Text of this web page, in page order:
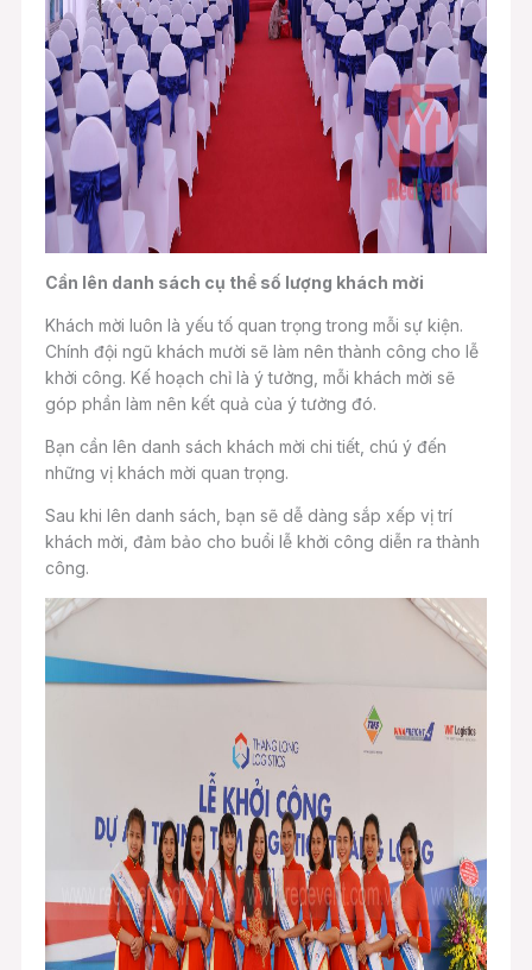
Cần lên danh sách cụ thể số lượng khách mời
Khách mời luôn là yếu tố quan trọng trong mỗi sự kiện.
Chính đội ngũ khách mười sẽ làm nên thành công cho lễ
khởi công. Kế hoạch chỉ là ý tưởng, mỗi khách mời sẽ
góp phần làm nên kết quả của ý tưởng đó.
Bạn cần lên danh sách khách mời chi tiết, chú ý đến
những vị khách mời quan trọng.
Sau khi lên danh sách, bạn sẽ dễ dàng sắp xếp vị trí
khách mời, đảm bảo cho buổi lễ khởi công diễn ra thành
công.